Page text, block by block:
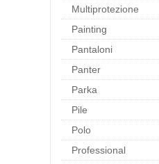
Multiprotezione
Painting
Pantaloni
Panter
Parka
Pile
Polo
Professional